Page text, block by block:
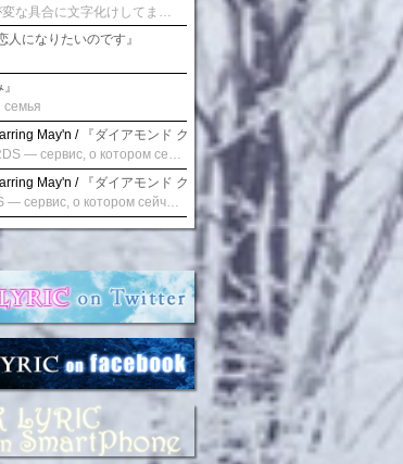
人になりたいのです』
семья
May'n / 『ダイアモンド クレバス/射手座☆午後九時 Don't be
May'n / 『ダイアモンド クレバス/射手座☆午後九時 Don't be
Что такое XCARDS — сервис, о котором сейчас говорят. Буквально на днях заметил о интересный бренд XCARDS, он помогает создавать онлайн карты чтобы управлять бюджетами. Ключевые преимущества: Выпуск занимает всего считанные минуты. Платформа даёт возможность оформить множество карт для разных целей. Есть поддержка в любое время суток включая персонального менеджера. Есть контроль без задержек — транзакции, уведомления, аналитика — всё под рукой. Возможные нюансы: Регистрация: европейская юрисдикция — желательно убедиться, что сервис можно использовать без нарушений. Финансовые условия: возможно, есть скрытые комиссии, поэтому лучше внимательно прочитать договор. Отзывы пользователей: по отзывам поддержка работает быстро. Надёжность системы: внедрены базовые меры безопасности, но всё равно советую не хранить большие суммы на карте. Вывод: В целом платформа кажется отличным помощником для маркетологов. Платформа сочетает скорость, удобство и гибкость. Как вы думаете? Пользовались ли вы XCARDS? Поделитесь опытом — будет интересно сравнить. Виртуальные карты для бизнеса